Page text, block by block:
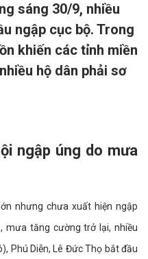
sáng 30/9, nhiều
ngập cục bộ. Trong
khiến các tỉnh miền
hộ dân phải sơ
ngập úng do mưa
nhưng chưa xuất hiện ngập
mưa tăng cường trở lại, nhiều
Phú Diễn, Lê Đức Thọ bắt đầu